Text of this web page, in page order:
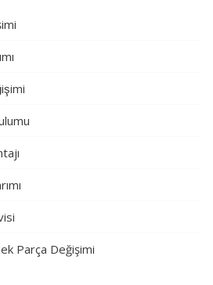
Parça Değişimi